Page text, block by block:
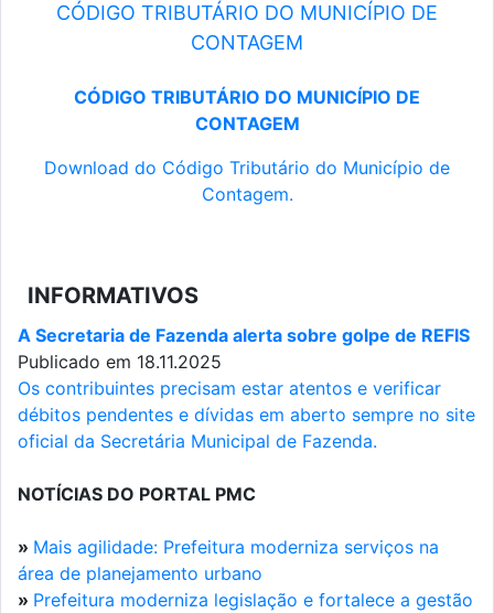
CÓDIGO TRIBUTÁRIO DO MUNICÍPIO DE
CONTAGEM
CÓDIGO TRIBUTÁRIO DO MUNICÍPIO DE
CONTAGEM
Download do Código Tributário do Município de
Contagem.
INFORMATIVOS
A Secretaria de Fazenda alerta sobre golpe de REFIS
Publicado em 18.11.2025
Os contribuintes precisam estar atentos e verificar
débitos pendentes e dívidas em aberto sempre no site
oficial da Secretária Municipal de Fazenda.
NOTÍCIAS DO PORTAL PMC
» Mais agilidade: Prefeitura moderniza serviços na
área de planejamento urbano
» Prefeitura moderniza legislação e fortalece a gestão